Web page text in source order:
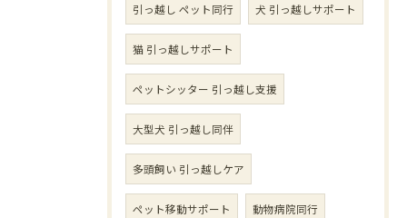
引っ越し ペット同行 犬 引っ越しサポート
猫 引っ越しサポート
ペットシッター 引っ越し支援
大型犬 引っ越し同伴
多頭飼い 引っ越しケア
ペット移動サポート 動物病院同行